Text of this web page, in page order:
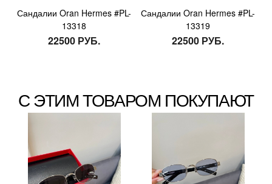
Сандалии Oran Hermes #PL-
13318
22500 РУБ.
Сандалии Oran Hermes #PL-
13319
22500 РУБ.
С ЭТИМ ТОВАРОМ ПОКУПАЮТ